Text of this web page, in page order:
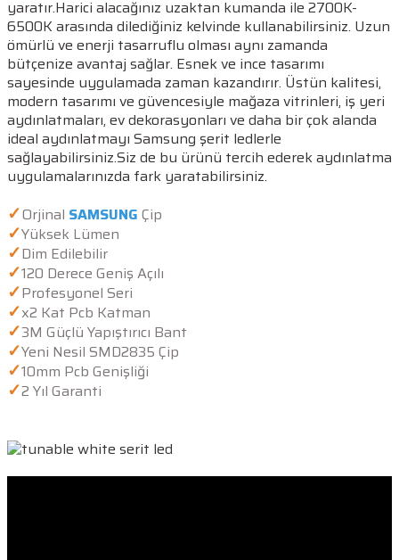
yaratır.Harici alacağınız uzaktan kumanda ile 2700K-
6500K arasında dilediğiniz kelvinde kullanabilirsiniz. Uzun
ömürlü ve enerji tasarruflu olması aynı zamanda
bütçenize avantaj sağlar. Esnek ve ince tasarımı
sayesinde uygulamada zaman kazandırır. Üstün kalitesi,
modern tasarımı ve güvencesiyle mağaza vitrinleri, iş yeri
aydınlatmaları, ev dekorasyonları ve daha bir çok alanda
ideal aydınlatmayı Samsung şerit ledlerle
sağlayabilirsiniz.Siz de bu ürünü tercih ederek aydınlatma
uygulamalarınızda fark yaratabilirsiniz.
✓Orjinal SAMSUNG Çip
✓Yüksek Lümen
✓Dim Edilebilir
✓120 Derece Geniş Açılı
✓Profesyonel Seri
✓x2 Kat Pcb Katman
✓3M Güçlü Yapıştırıcı Bant
✓Yeni Nesil SMD2835 Çip
✓10mm Pcb Genişliği
✓2 Yıl Garanti